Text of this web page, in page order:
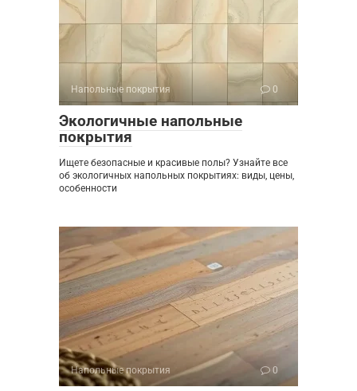
Напольные покрытия 0
Экологичные напольные
покрытия
Ищете безопасные и красивые полы? Узнайте все
об экологичных напольных покрытиях: виды, цены,
особенности
Напольные покрытия 0